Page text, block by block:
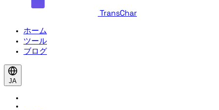
TransChar
ホーム
ツール
ブログ
JA